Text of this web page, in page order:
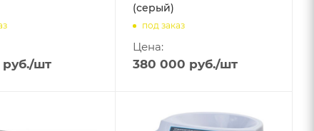
руб./шт
(серый)
под заказ
Цена:
380 000 руб./шт